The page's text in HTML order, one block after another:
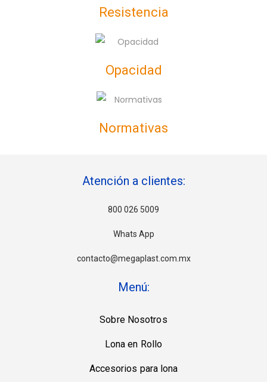
Resistencia
Opacidad
Normativas
Atención a clientes:
800 026 5009
Whats App
contacto@megaplast.com.mx
Menú:
Sobre Nosotros
Lona en Rollo
Accesorios para lona